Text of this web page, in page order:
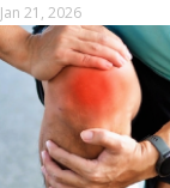
Jan 21, 2026